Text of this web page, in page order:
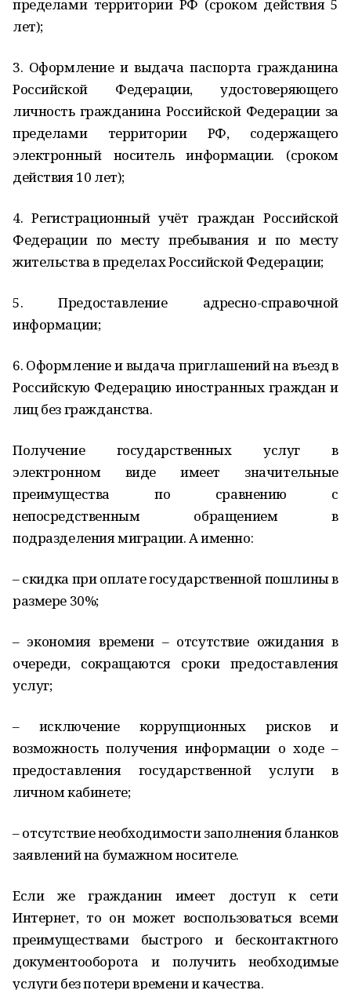
пределами территории РФ (сроком действия 5
лет);
3. Оформление и выдача паспорта гражданина
Российской Федерации, удостоверяющего
личность гражданина Российской Федерации за
пределами территории РФ, содержащего
электронный носитель информации. (сроком
действия 10 лет);
4. Регистрационный учёт граждан Российской
Федерации по месту пребывания и по месту
жительства в пределах Российской Федерации;
5. Предоставление адресно-справочной
информации;
6. Оформление и выдача приглашений на въезд в
Российскую Федерацию иностранных граждан и
лиц без гражданства.
Получение государственных услуг в
электронном виде имеет значительные
преимущества по сравнению с
непосредственным обращением в
подразделения миграции. А именно:
– скидка при оплате государственной пошлины в
размере 30%;
– экономия времени – отсутствие ожидания в
очереди, сокращаются сроки предоставления
услуг;
– исключение коррупционных рисков и
возможность получения информации о ходе –
предоставления государственной услуги в
личном кабинете;
– отсутствие необходимости заполнения бланков
заявлений на бумажном носителе.
Если же гражданин имеет доступ к сети
Интернет, то он может воспользоваться всеми
преимуществами быстрого и бесконтактного
документооборота и получить необходимые
услуги без потери времени и качества.